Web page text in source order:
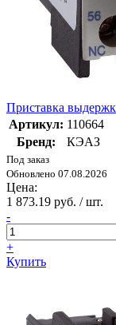
Приставка
Артикул: 110664
Бренд:
КЭАЗ
Под заказ
Обновлено 07.08.2026
Цена:
1 873.19 руб. / шт.
-
+
Купить